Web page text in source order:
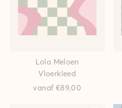
Lola Meloen
Vloerkleed
vanaf €89,00